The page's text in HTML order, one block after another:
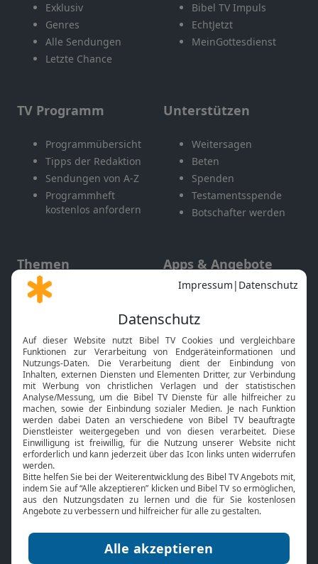
Exklusiv
Genres
Alle Sendungen
Letzte Chance
Bibel TV Impuls
EchtJetzt
MeinGottesdienst
TV Programm
Programmübersicht
Tipps der Redaktion
Sendungen von A-Z
Programmheft
kostenlos anfordern
Unterstützen
Weitersagen
Beten
Spenden
Testamentsspende
Botschafter werden
Themen
Gott und Bibel erklärt
Neuigkeiten
Apps & Angebote
Mobile App
Smart TV
HbbTV
Bibelthek Online-Bibel
Nächster Gottesdienst
Bibel TV
Über uns
Jobs
Mediadaten
Service
Kontakt
TV-Empfang